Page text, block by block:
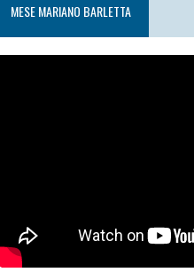
MESE MARIANO BARLETTA